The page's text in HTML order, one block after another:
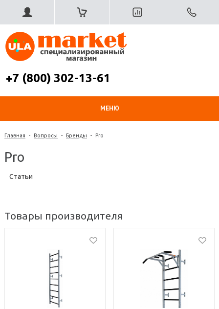
+7 (800) 302-13-61
МЕНЮ
Главная - Вопросы - Бренды - Pro
Pro
Статьи
Товары производителя